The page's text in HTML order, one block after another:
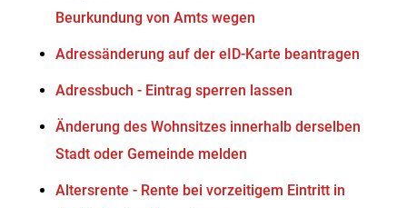
Beurkundung von Amts wegen
Adressänderung auf der eID-Karte beantragen
Adressbuch - Eintrag sperren lassen
Änderung des Wohnsitzes innerhalb derselben
Stadt oder Gemeinde melden
Altersrente - Rente bei vorzeitigem Eintritt in